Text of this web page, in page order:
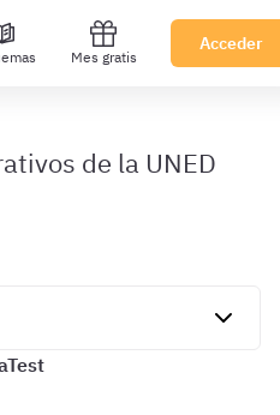
Mes gratis
Acceder
de la UNED